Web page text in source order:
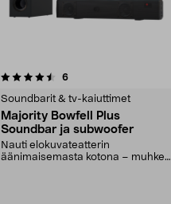
6arvostelut
Soundbarit & tv-kaiuttimet
Majority Bowfell Plus
Soundbar ja subwoofer
Nauti elokuvateatterin
äänimaisemasta kotona – muhkea
4.0 viidestä